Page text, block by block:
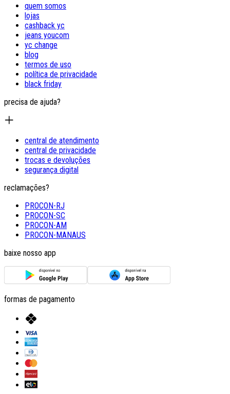
quem somos
lojas
cashback yc
jeans youcom
yc change
blog
termos de uso
política de privacidade
black friday
precisa de ajuda?
central de atendimento
central de privacidade
trocas e devoluções
segurança digital
reclamações?
PROCON-RJ
PROCON-SC
PROCON-AM
PROCON-MANAUS
baixe nosso app
formas de pagamento